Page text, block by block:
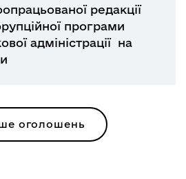
редакції
програми
адміністрації на
оголошень